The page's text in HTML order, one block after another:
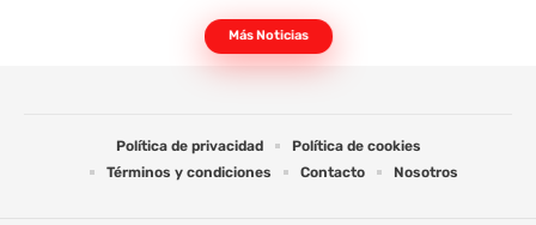
Más Noticias
Política de privacidad
Política de cookies
Términos y condiciones
Contacto Nosotros